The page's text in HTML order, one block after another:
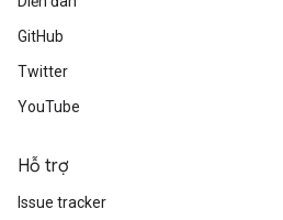
GitHub
Twitter
YouTube
Hỗ trợ
Issue tracker